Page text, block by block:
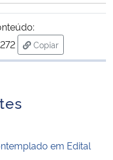
Copiar
para área de
em Edital